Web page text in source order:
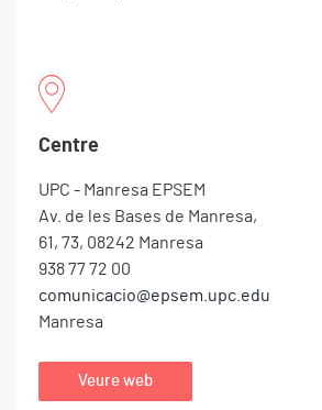
Centre
UPC - Manresa EPSEM
Av. de les Bases de Manresa,
61, 73, 08242 Manresa
938 77 72 00
comunicacio@epsem.upc.edu
Manresa
Veure web